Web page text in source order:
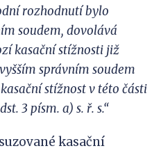
rozhodnutí bylo
soudem, dovolává
kasační stížnosti již
správním soudem
stížnost v této části
3 písm. a) s. ř. s.“
kasační